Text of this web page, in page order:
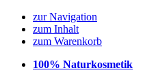
zur Navigation
zum Inhalt
zum Warenkorb
100% Naturkosmetik